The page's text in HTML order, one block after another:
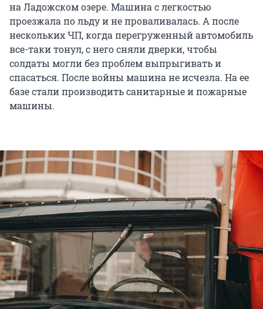
на Ладожском озере. Машина с легкостью
проезжала по льду и не проваливалась. А после
нескольких ЧП, когда перегруженный автомобиль
все-таки тонул, с него сняли дверки, чтобы
солдаты могли без проблем выпрыгивать и
спасаться. После войны машина не исчезла. На ее
базе стали производить санитарные и пожарные
машины.